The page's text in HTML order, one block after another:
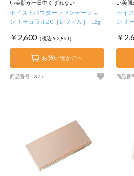
い美肌が一日中くずれない
モイストパウダーファンデーショ
ン ナチュラル20［レフィル］
12g
￥2,600（税込￥2,860）
お買い物かごへ
商品番号：875
い美
モイ
ン オ
￥
商品番